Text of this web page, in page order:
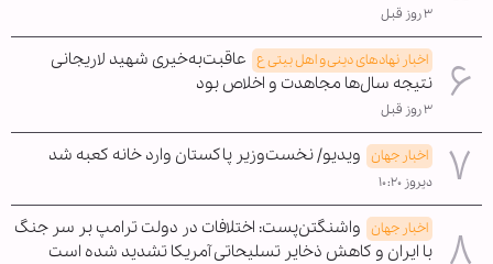
۳ روز قبل
اخبار نهادهای دینی و اهل بیتی ع عاقبت‌به‌خیری شهید لاریجانی
نتیجه سال‌ها مجاهدت و اخلاص بود
۳ روز قبل
اخبار جهان ویدیو/ نخست‌وزیر پاکستان وارد خانه کعبه شد
دیروز ۱۰:۲۰
اخبار جهان واشنگتن‌پست: اختلافات در دولت ترامپ بر سر جنگ
با ایران و کاهش ذخایر تسلیحاتی آمریکا تشدید شده است